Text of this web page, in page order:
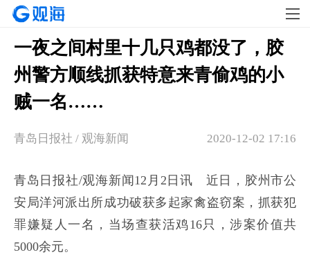
一夜之间村里十几只鸡都没了，胶
州警方顺线抓获特意来青偷鸡的小
贼一名……
2020-12-02 17:16
青岛日报社 / 观海新闻
青岛日报社/观海新闻12月2日讯 近日，胶州市公
安局洋河派出所成功破获多起家禽盗窃案，抓获犯
罪嫌疑人一名，当场查获活鸡16只，涉案价值共
5000余元。